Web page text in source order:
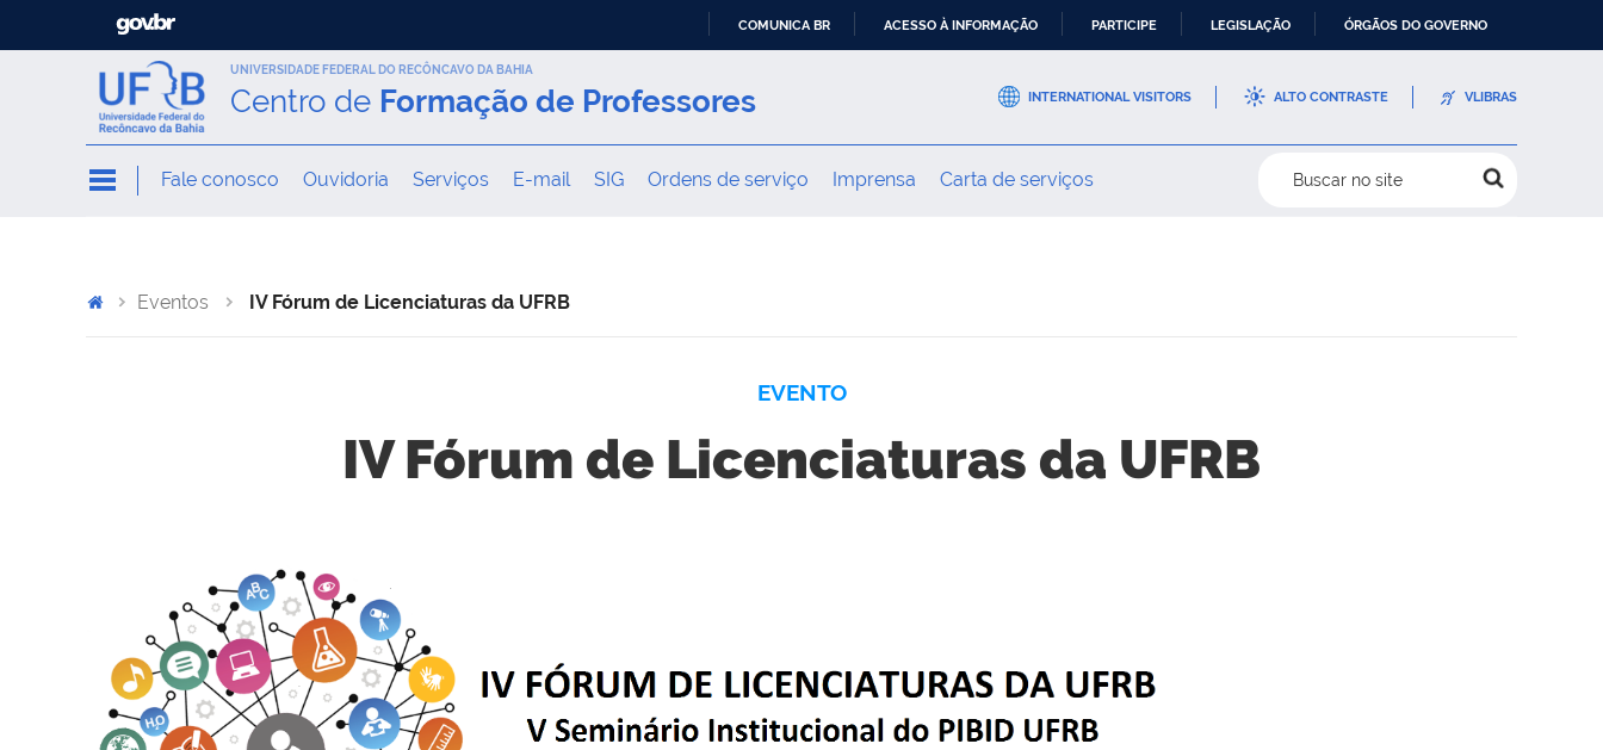
CONTEÚDO
COMUNICA BR ACESSO À INFORMAÇÃO PARTICIPE LEGISLAÇÃO ÓRGÃOS DO GOVERNO
UNIVERSIDADE FEDERAL DO RECÔNCAVO DA BAHIA
Centro de Formação de Professores INTERNATIONAL VISITORS ALTO CONTRASTE VLIBRAS
Fale conosco Ouvidoria Serviços E-mail SIG Ordens de serviço Imprensa Carta de serviços Buscar no site
Eventos IV Fórum de Licenciaturas da UFRB
EVENTO
IV Fórum de Licenciaturas da UFRB